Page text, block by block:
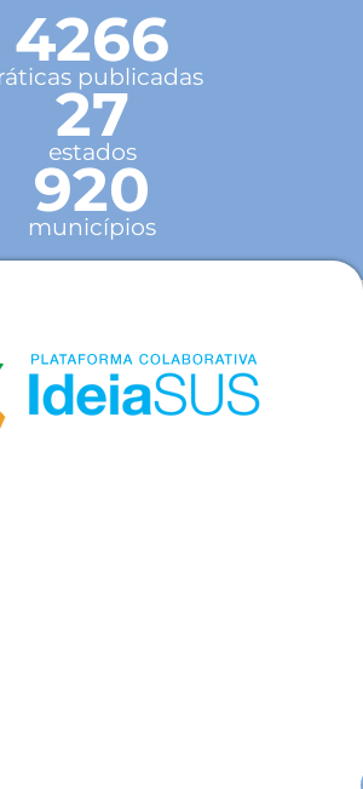
4266
publicadas
27
estados
920
municípios